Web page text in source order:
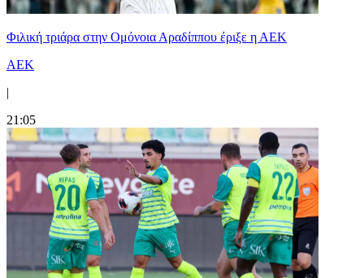
Φιλική τριάρα στην Ομόνοια Αραδίππου έριξε η ΑΕΚ
ΑΕΚ
|
21:05